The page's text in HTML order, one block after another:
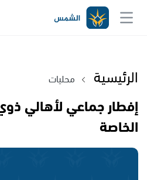
الرئيسية محليات
إفطار جماعي لأهالي
الخاصة